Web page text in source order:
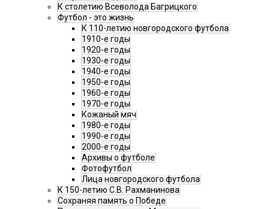
К столетию Всеволода Багрицкого
Футбол - это жизнь
К 110-летию новгородского футбола
1910-е годы
1920-е годы
1930-е годы
1940-е годы
1950-е годы
1960-е годы
1970-е годы
Кожаный мяч
1980-е годы
1990-е годы
2000-е годы
Архивы о футболе
Фотофутбол
Лица новгородского футбола
К 150-летию С.В. Рахманинова
Сохраняя память о Победе